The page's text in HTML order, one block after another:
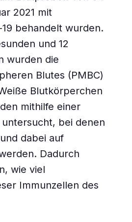
2021 mit
behandelt wurden.
und 12
wurden die
Blutes (PMBC)
Blutkörperchen
mithilfe einer
bei denen
dabei auf
Dadurch
wie viel
Immunzellen des